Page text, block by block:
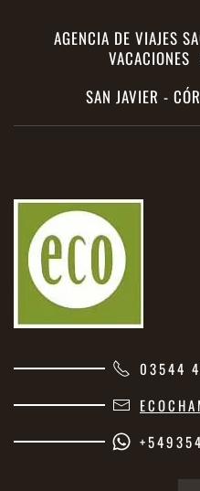
AGENCIA DE VIAJES
VACACIONES
SAN JAVIER -
03544